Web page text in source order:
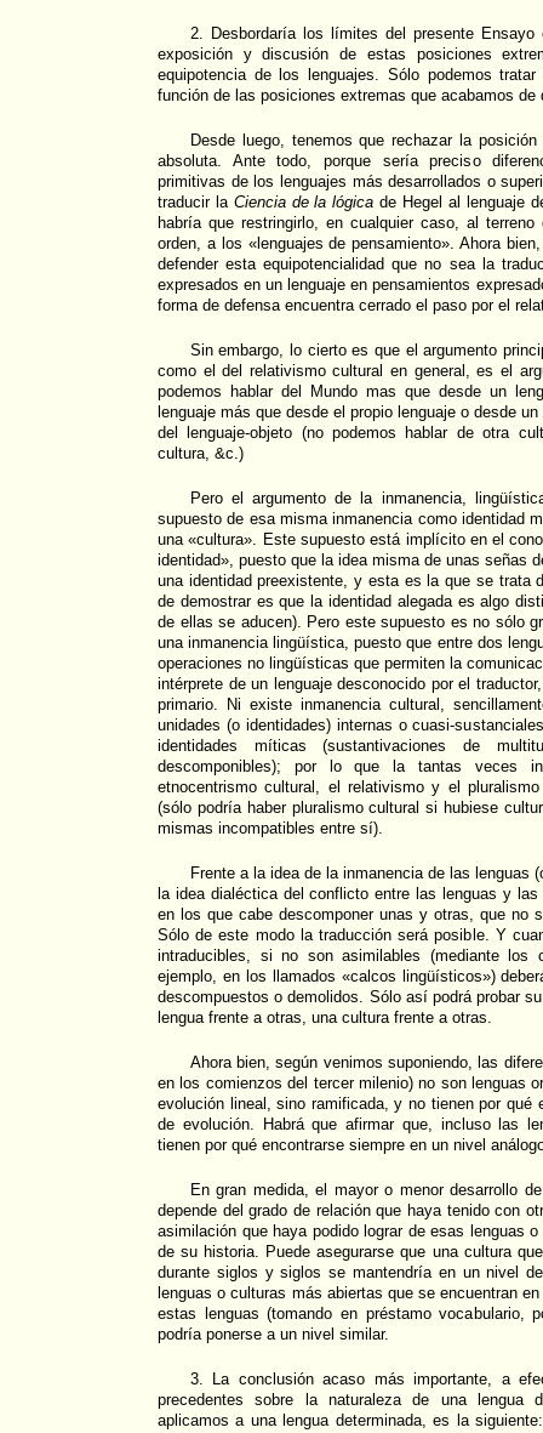
2. Desbordaría los límites del presente Ensayo
exposición y discusión de estas posiciones
equipotencia de los lenguajes. Sólo podemos
función de las posiciones extremas que acabamos de
Desde luego, tenemos que rechazar la
absoluta. Ante todo, porque sería preciso
primitivas de los lenguajes más desarrollados o
traducir la Ciencia de la lógica de Hegel al lenguaje
habría que restringirlo, en cualquier caso, al
orden, a los «lenguajes de pensamiento». Ahora
defender esta equipotencialidad que no sea la
expresados en un lenguaje en pensamientos
forma de defensa encuentra cerrado el paso por el
Sin embargo, lo cierto es que el argumento
como el del relativismo cultural en general, es el
podemos hablar del Mundo mas que desde un
lenguaje más que desde el propio lenguaje o desde
del lenguaje-objeto (no podemos hablar de otra
cultura, &c.)
Pero el argumento de la inmanencia,
supuesto de esa misma inmanencia como identidad
una «cultura». Este supuesto está implícito en el
identidad», puesto que la idea misma de unas señas
una identidad preexistente, y esta es la que se trata
de demostrar es que la identidad alegada es algo
de ellas se aducen). Pero este supuesto es no sólo
una inmanencia lingüística, puesto que entre dos
operaciones no lingüísticas que permiten la
intérprete de un lenguaje desconocido por el
primario. Ni existe inmanencia cultural,
unidades (o identidades) internas o cuasi-
identidades míticas (sustantivaciones de
descomponibles); por lo que la tantas veces
etnocentrismo cultural, el relativismo y el
(sólo podría haber pluralismo cultural si hubiese
mismas incompatibles entre sí).
Frente a la idea de la inmanencia de las lenguas
la idea dialéctica del conflicto entre las lenguas y
en los que cabe descomponer unas y otras, que no
Sólo de este modo la traducción será posible. Y
intraducibles, si no son asimilables (mediante los
ejemplo, en los llamados «calcos lingüísticos»)
descompuestos o demolidos. Sólo así podrá probar
lengua frente a otras, una cultura frente a otras.
Ahora bien, según venimos suponiendo, las
en los comienzos del tercer milenio) no son lenguas
evolución lineal, sino ramificada, y no tienen por qué
de evolución. Habrá que afirmar que, incluso las
tienen por qué encontrarse siempre en un nivel
En gran medida, el mayor o menor desarrollo
depende del grado de relación que haya tenido con
asimilación que haya podido lograr de esas lenguas
de su historia. Puede asegurarse que una cultura
durante siglos y siglos se mantendría en un nivel
lenguas o culturas más abiertas que se encuentran
estas lenguas (tomando en préstamo vocabulario,
podría ponerse a un nivel similar.
3. La conclusión acaso más importante, a
precedentes sobre la naturaleza de una lengua
aplicamos a una lengua determinada, es la